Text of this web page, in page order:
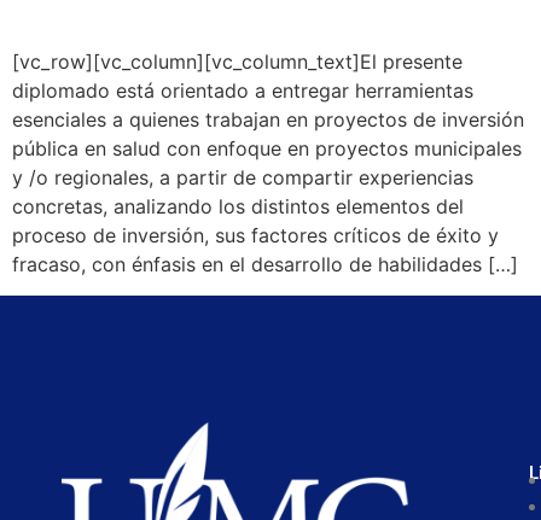
[vc_row][vc_column][vc_column_text]El presente
diplomado está orientado a entregar herramientas
esenciales a quienes trabajan en proyectos de inversión
pública en salud con enfoque en proyectos municipales
y /o regionales, a partir de compartir experiencias
concretas, analizando los distintos elementos del
proceso de inversión, sus factores críticos de éxito y
fracaso, con énfasis en el desarrollo de habilidades […]